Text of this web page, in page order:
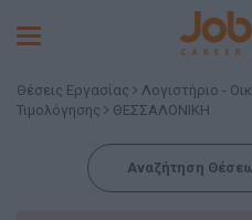
Toggle
Θέσεις Εργασίας Λογιστήριο -
Τιμολόγησης
ΘΕΣΣΑΛΟΝΙΚΗ
Αναζήτηση